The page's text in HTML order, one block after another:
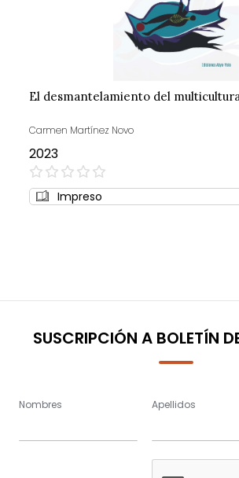
El desmantelamiento del
Carmen Martínez Novo
2023
0%
Impreso
SUSCRIPCIÓN A BOLETÍN
Nombres Apellidos